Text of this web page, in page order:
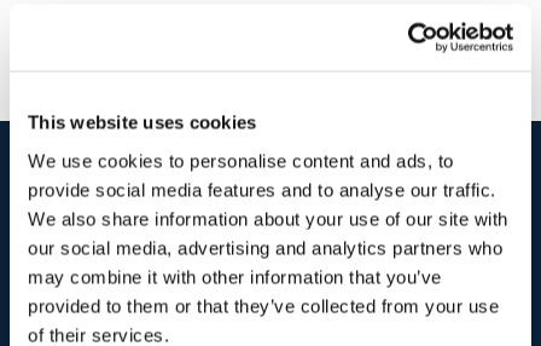
This website uses cookies
We use cookies to personalise content and ads, to
provide social media features and to analyse our traffic.
We also share information about your use of our site with
our social media, advertising and analytics partners who
may combine it with other information that you’ve
provided to them or that they’ve collected from your use
of their services.
I nostri contatti.
Indirizzo postale unificato.
Studio Legale Scicchitano